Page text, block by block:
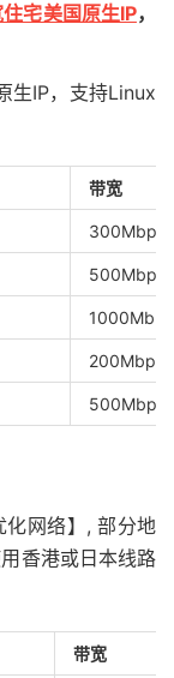
宅美国原生IP，
生IP，支持Linux
带宽
化网络】, 部分地
香港或日本线路
带宽